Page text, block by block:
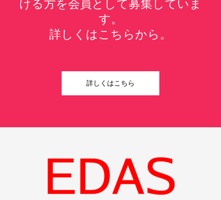
ける方を会員として募集していま
す。
詳しくはこちらから。
詳しくはこちら